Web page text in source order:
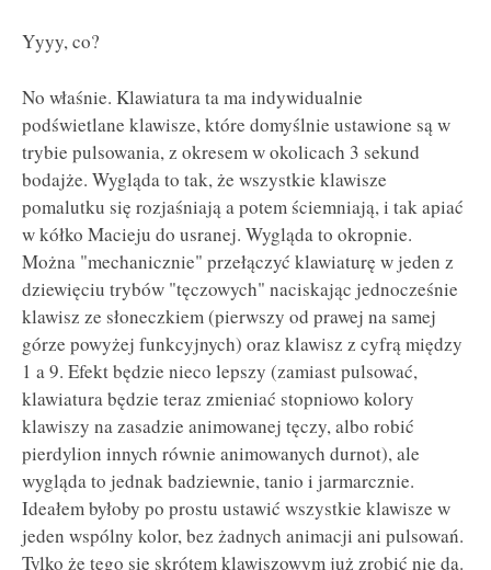
Yyyy, co?
No właśnie. Klawiatura ta ma indywidualnie
podświetlane klawisze, które domyślnie ustawione są w
trybie pulsowania, z okresem w okolicach 3 sekund
bodajże. Wygląda to tak, że wszystkie klawisze
pomalutku się rozjaśniają a potem ściemniają, i tak apiać
w kółko Macieju do usranej. Wygląda to okropnie.
Można "mechanicznie" przełączyć klawiaturę w jeden z
dziewięciu trybów "tęczowych" naciskając jednocześnie
klawisz ze słoneczkiem (pierwszy od prawej na samej
górze powyżej funkcyjnych) oraz klawisz z cyfrą między
1 a 9. Efekt będzie nieco lepszy (zamiast pulsować,
klawiatura będzie teraz zmieniać stopniowo kolory
klawiszy na zasadzie animowanej tęczy, albo robić
pierdylion innych równie animowanych durnot), ale
wygląda to jednak badziewnie, tanio i jarmarcznie.
Ideałem byłoby po prostu ustawić wszystkie klawisze w
jeden wspólny kolor, bez żadnych animacji ani pulsowań.
Tylko że tego się skrótem klawiszowym już zrobić nie da.